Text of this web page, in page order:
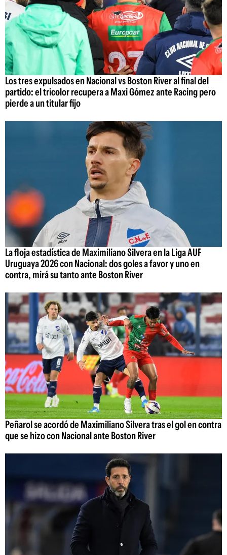
Los tres expulsados en Nacional vs Boston River al final del
partido: el tricolor recupera a Maxi Gómez ante Racing pero
pierde a un titular fijo
La floja estadística de Maximiliano Silvera en la Liga AUF
Uruguaya 2026 con Nacional: dos goles a favor y uno en
contra, mirá su tanto ante Boston River
Peñarol se acordó de Maximiliano Silvera tras el gol en contra
que se hizo con Nacional ante Boston River